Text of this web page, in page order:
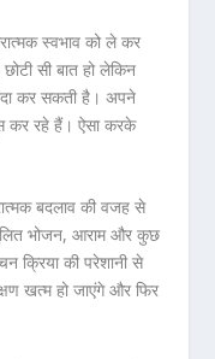
स्वभाव को ले कर
सी बात हो लेकिन
कर सकती है। अपने
कर रहे हैं। ऐसा करके
बदलाव की वजह से
भोजन, आराम और कुछ
क्रिया की परेशानी से
खत्म हो जाएंगे और फिर